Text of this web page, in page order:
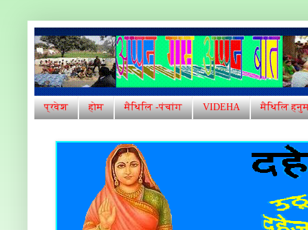
प्रवेश होम मैथिलि -पंचांग VIDEHA मैथिलि